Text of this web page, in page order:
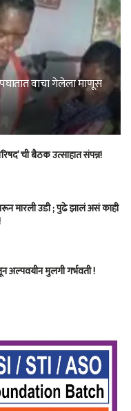
वाचा गेलेला माणूस
ची बैठक उत्साहात संपन्न!
मारली उडी ; पुढे झालं असं काही
अल्पवयीन मुलगी गर्भवती !